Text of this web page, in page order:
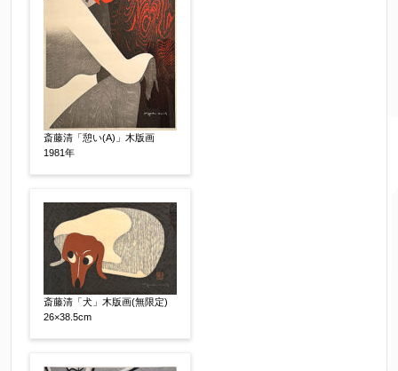
【任意】
売却希望時期 【任意】
すぐに売りたい
その他
他社様の査定価格 【任意】
会社名：
査定額：
斎藤清「憩い(A)」木版画
1981年
斎藤清「犬」木版画(無限定)
26×38.5cm